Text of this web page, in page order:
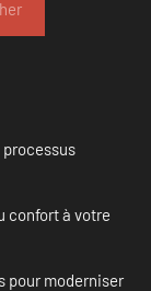
processus
confort à votre
pour moderniser